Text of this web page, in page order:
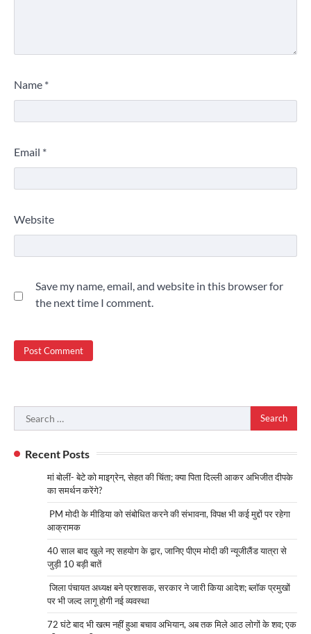
Name *
Email *
Website
Save my name, email, and website in this browser for
the next time I comment.
Search
for:
Recent Posts
मां बोलीं- बेटे को माइग्रेन, सेहत की चिंता; क्या पिता दिल्ली आकर अभिजीत दीपके
का समर्थन करेंगे?
PM मोदी के मीडिया को संबोधित करने की संभावना, विपक्ष भी कई मुद्दों पर रहेगा
आक्रामक
40 साल बाद खुले नए सहयोग के द्वार, जानिए पीएम मोदी की न्यूजीलैंड यात्रा से
जुड़ी 10 बड़ी बातें
जिला पंचायत अध्यक्ष बने प्रशासक, सरकार ने जारी किया आदेश; ब्लॉक प्रमुखों
पर भी जल्द लागू होगी नई व्यवस्था
72 घंटे बाद भी खत्म नहीं हुआ बचाव अभियान, अब तक मिले आठ लोगों के शव; एक